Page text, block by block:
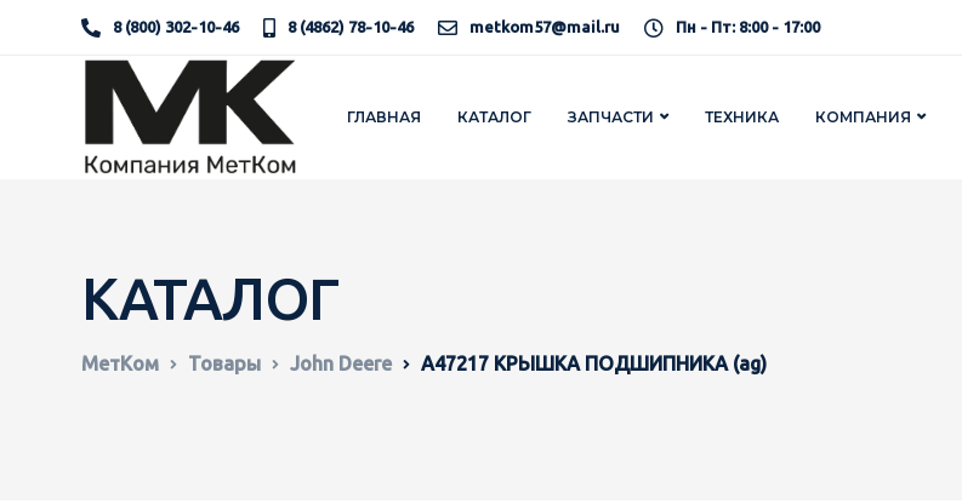
8 (800) 302-10-46 8 (4862) 78-10-46 metkom57@mail.ru Пн - Пт: 8:00 - 17:00
ГЛАВНАЯ КАТАЛОГ ЗАПЧАСТИ ТЕХНИКА КОМПАНИЯ
КАТАЛОГ
МетКом Товары John Deere A47217 КРЫШКА ПОДШИПНИКА (ag)